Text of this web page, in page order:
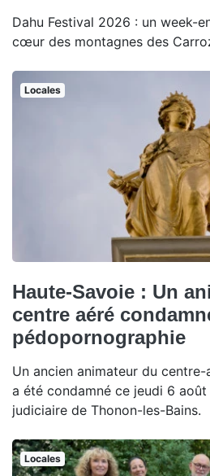
Dahu Festival 2026 : un week-
cœur des montagnes des
Locales
Haute-Savoie : Un
centre aéré
pédopornographie
Un ancien animateur du
a été condamné ce jeudi 6
judiciaire de Thonon-les-Bains.
Locales